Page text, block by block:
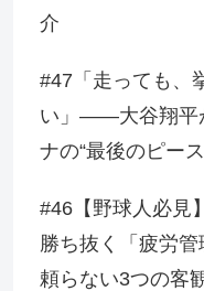
介
#47「走っても、
い」——大谷翔平
ナの“最後のピー
#46【野球人必見
勝ち抜く「疲労
頼らない3つの客